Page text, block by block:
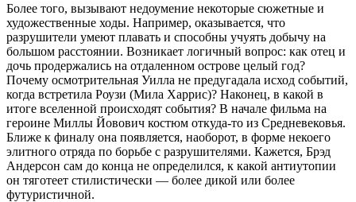
Более того, вызывают недоумение некоторые сюжетные и
художественные ходы. Например, оказывается, что
разрушители умеют плавать и способны учуять добычу на
большом расстоянии. Возникает логичный вопрос: как отец и
дочь продержались на отдаленном острове целый год?
Почему осмотрительная Уилла не предугадала исход событий,
когда встретила Роузи (Мила Харрис)? Наконец, в какой в
итоге вселенной происходят события? В начале фильма на
героине Миллы Йовович костюм откуда-то из Средневековья.
Ближе к финалу она появляется, наоборот, в форме некоего
элитного отряда по борьбе с разрушителями. Кажется, Брэд
Андерсон сам до конца не определился, к какой антиутопии
он тяготеет стилистически — более дикой или более
футуристичной.